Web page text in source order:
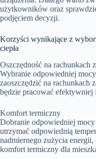
użytkowników oraz
podjęciem decyzji.
Korzyści wynikające z
ciepła
Oszczędność na rachunkach
Wybranie odpowiedniej
zaoszczędzić na rachunkach
będzie pracować
Komfort termiczny
Dobranie odpowiedniej mocy
utrzymać odpowiednią
nadmiernego zużycia energii,
komfort termiczny dla